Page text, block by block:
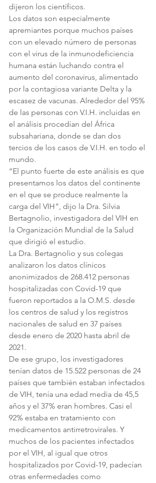
dijeron los científicos.
Los datos son especialmente
apremiantes porque muchos países
con un elevado número de personas
con el virus de la inmunodeficiencia
humana están luchando contra el
aumento del coronavirus, alimentado
por la contagiosa variante Delta y la
escasez de vacunas. Alrededor del 95%
de las personas con V.I.H. incluidas en
el análisis procedían del África
subsahariana, donde se dan dos
tercios de los casos de V.I.H. en todo el
mundo.
“El punto fuerte de este análisis es que
presentamos los datos del continente
en el que se produce realmente la
carga del VIH”, dijo la Dra. Silvia
Bertagnolio, investigadora del VIH en
la Organización Mundial de la Salud
que dirigió el estudio.
La Dra. Bertagnolio y sus colegas
analizaron los datos clínicos
anonimizados de 268.412 personas
hospitalizadas con Covid-19 que
fueron reportados a la O.M.S. desde
los centros de salud y los registros
nacionales de salud en 37 países
desde enero de 2020 hasta abril de
2021.
De ese grupo, los investigadores
tenían datos de 15.522 personas de 24
países que también estaban infectados
de VIH, tenía una edad media de 45,5
años y el 37% eran hombres. Casi el
92% estaba en tratamiento con
medicamentos antirretrovirales. Y
muchos de los pacientes infectados
por el VIH, al igual que otros
hospitalizados por Covid-19, padecían
otras enfermedades como